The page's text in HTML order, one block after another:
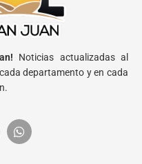
Noticias actualizadas al
departamento y en cada